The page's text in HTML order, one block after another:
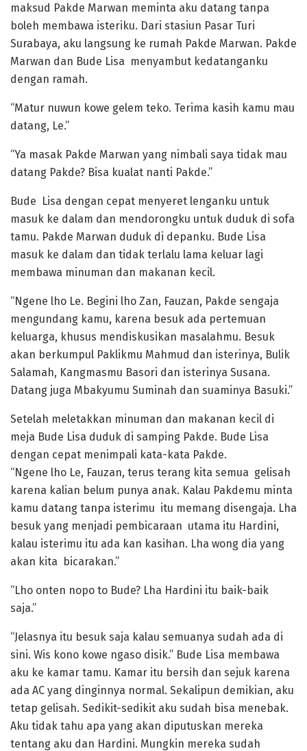
maksud Pakde Marwan meminta aku datang tanpa
boleh membawa isteriku. Dari stasiun Pasar Turi
Surabaya, aku langsung ke rumah Pakde Marwan. Pakde
Marwan dan Bude Lisa menyambut kedatanganku
dengan ramah.
“Matur nuwun kowe gelem teko. Terima kasih kamu mau
datang, Le.”
“Ya masak Pakde Marwan yang nimbali saya tidak mau
datang Pakde? Bisa kualat nanti Pakde.”
Bude Lisa dengan cepat menyeret lenganku untuk
masuk ke dalam dan mendorongku untuk duduk di sofa
tamu. Pakde Marwan duduk di depanku. Bude Lisa
masuk ke dalam dan tidak terlalu lama keluar lagi
membawa minuman dan makanan kecil.
“Ngene lho Le. Begini lho Zan, Fauzan, Pakde sengaja
mengundang kamu, karena besuk ada pertemuan
keluarga, khusus mendiskusikan masalahmu. Besuk
akan berkumpul Paklikmu Mahmud dan isterinya, Bulik
Salamah, Kangmasmu Basori dan isterinya Susana.
Datang juga Mbakyumu Suminah dan suaminya Basuki.”
Setelah meletakkan minuman dan makanan kecil di
meja Bude Lisa duduk di samping Pakde. Bude Lisa
dengan cepat menimpali kata-kata Pakde.
“Ngene lho Le, Fauzan, terus terang kita semua gelisah
karena kalian belum punya anak. Kalau Pakdemu minta
kamu datang tanpa isterimu itu memang disengaja. Lha
besuk yang menjadi pembicaraan utama itu Hardini,
kalau isterimu itu ada kan kasihan. Lha wong dia yang
akan kita bicarakan.”
“Lho onten nopo to Bude? Lha Hardini itu baik-baik
saja.”
“Jelasnya itu besuk saja kalau semuanya sudah ada di
sini. Wis kono kowe ngaso disik.” Bude Lisa membawa
aku ke kamar tamu. Kamar itu bersih dan sejuk karena
ada AC yang dinginnya normal. Sekalipun demikian, aku
tetap gelisah. Sedikit-sedikit aku sudah bisa menebak.
Aku tidak tahu apa yang akan diputuskan mereka
tentang aku dan Hardini. Mungkin mereka sudah